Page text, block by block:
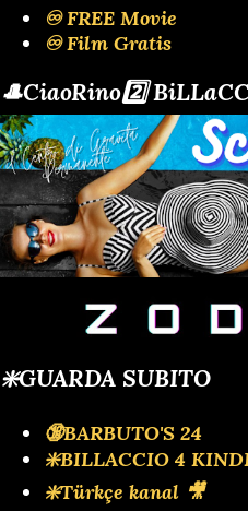
♾️ FREE Movie
♾️ Film Gratis
🎩CiaoRino2️⃣
❇️GUARDA SUBITO
🔞BARBUTO'S 24
❇️BILLACCIO 4
❇️Türkçe kanal 🎥